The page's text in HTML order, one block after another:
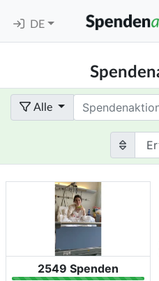
DE
Alle Term
2549 Spenden